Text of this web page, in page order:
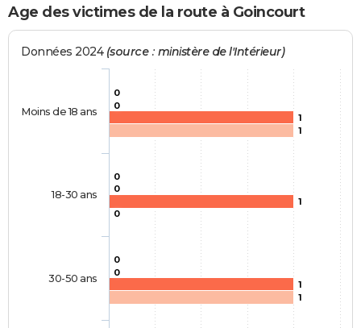
Age des victimes de la route à Goincourt
Données 2024 (source : ministère de l'Intérieur)
0
0
0
0
0
0
1
1
1
1
0
1
Moins de 18 ans
18-30 ans
30-50 ans